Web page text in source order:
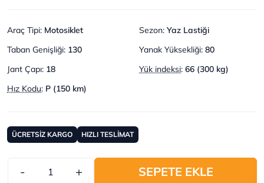
Araç Tipi: Motosiklet Sezon: Yaz Lastiği
Taban Genişliği: 130 Yanak Yüksekliği: 80
Jant Çapı: 18 Yük indeksi: 66 (300 kg)
Hız Kodu: P (150 km)
ÜCRETSİZ KARGO HIZLI TESLİMAT
- + SEPETE EKLE